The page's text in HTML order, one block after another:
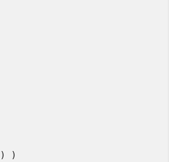
)
)